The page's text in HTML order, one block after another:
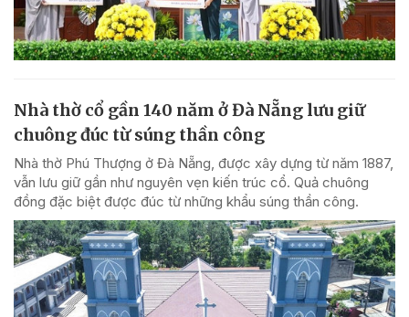
Nhà thờ cổ gần 140 năm ở Đà Nẵng lưu giữ
chuông đúc từ súng thần công
Nhà thờ Phú Thượng ở Đà Nẵng, được xây dựng từ năm 1887,
vẫn lưu giữ gần như nguyên vẹn kiến trúc cổ. Quả chuông
đồng đặc biệt được đúc từ những khẩu súng thần công.